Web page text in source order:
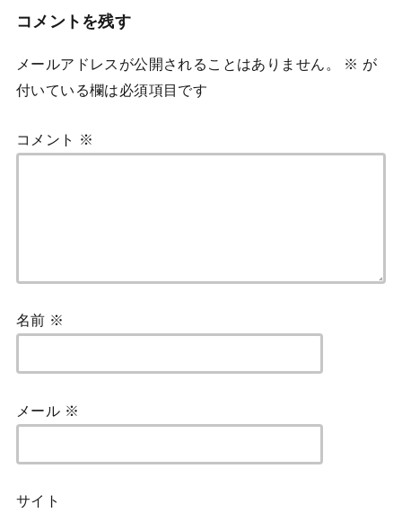
コメントを残す
メールアドレスが公開されることはありません。 ※ が
付いている欄は必須項目です
コメント ※
名前 ※
メール ※
サイト